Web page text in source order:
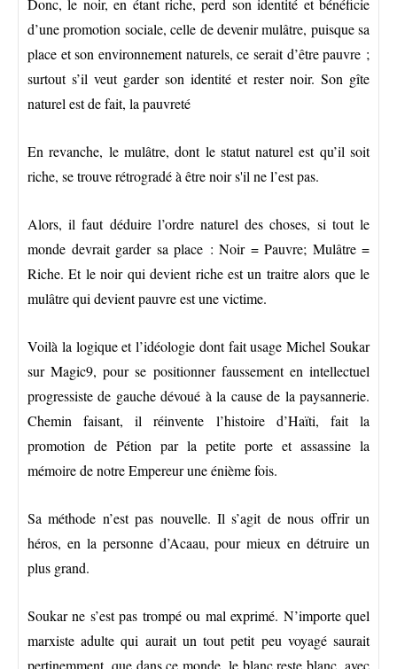
d’une promotion sociale, celle de devenir mulâtre, puisque sa
place et son environnement naturels, ce serait d’être pauvre ;
surtout s’il veut garder son identité et rester noir. Son gîte
naturel est de fait, la pauvreté
En revanche, le mulâtre, dont le statut naturel est qu’il soit
riche, se trouve rétrogradé à être noir s'il ne l’est pas.
Alors, il faut déduire l’ordre naturel des choses, si tout le
monde devrait garder sa place : Noir = Pauvre; Mulâtre =
Riche. Et le noir qui devient riche est un traitre alors que le
mulâtre qui devient pauvre est une victime.
Voilà la logique et l’idéologie dont fait usage Michel Soukar
sur Magic9, pour se positionner faussement en intellectuel
progressiste de gauche dévoué à la cause de la paysannerie.
Chemin faisant, il réinvente l’histoire d’Haïti, fait la
promotion de Pétion par la petite porte et assassine la
mémoire de notre Empereur une énième fois.
Sa méthode n’est pas nouvelle. Il s’agit de nous offrir un
héros, en la personne d’Acaau, pour mieux en détruire un
plus grand.
Soukar ne s’est pas trompé ou mal exprimé. N’importe quel
marxiste adulte qui aurait un tout petit peu voyagé saurait
pertinemment, que dans ce monde, le blanc reste blanc, avec